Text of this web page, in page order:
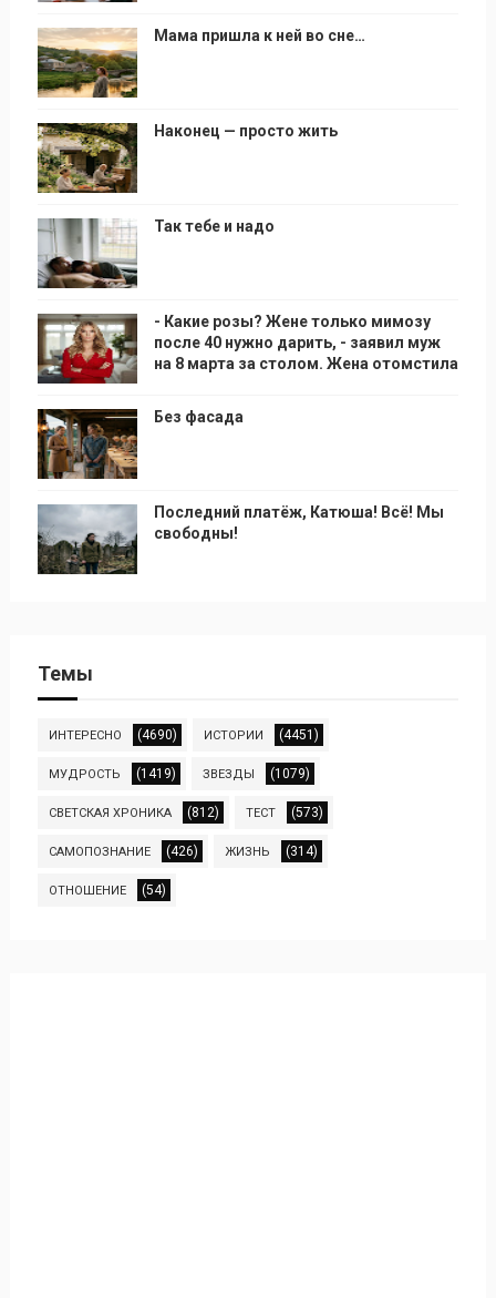
Мама пришла к ней во сне…
Наконец — просто жить
Так тебе и надо
- Какие розы? Жене только мимозу
после 40 нужно дарить, - заявил муж
на 8 марта за столом. Жена отомстила
Без фасада
Последний платёж, Катюша! Всё! Мы
свободны!
Темы
ИНТЕРЕСНО (4690) ИСТОРИИ (4451)
МУДРОСТЬ (1419) ЗВЕЗДЫ (1079)
СВЕТСКАЯ ХРОНИКА (812) ТЕСТ (573)
САМОПОЗНАНИЕ (426) ЖИЗНЬ (314)
ОТНОШЕНИЕ (54)